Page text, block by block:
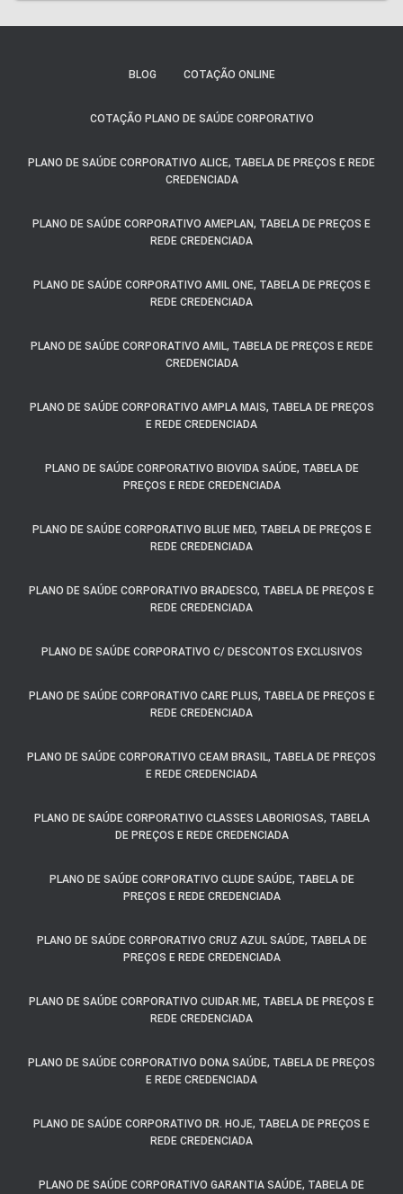
BLOG COTAÇÃO ONLINE
COTAÇÃO PLANO DE SAÚDE CORPORATIVO
PLANO DE SAÚDE CORPORATIVO ALICE, TABELA DE PREÇOS E REDE
CREDENCIADA
PLANO DE SAÚDE CORPORATIVO AMEPLAN, TABELA DE PREÇOS E
REDE CREDENCIADA
PLANO DE SAÚDE CORPORATIVO AMIL ONE, TABELA DE PREÇOS E
REDE CREDENCIADA
PLANO DE SAÚDE CORPORATIVO AMIL, TABELA DE PREÇOS E REDE
CREDENCIADA
PLANO DE SAÚDE CORPORATIVO AMPLA MAIS, TABELA DE PREÇOS
E REDE CREDENCIADA
PLANO DE SAÚDE CORPORATIVO BIOVIDA SAÚDE, TABELA DE
PREÇOS E REDE CREDENCIADA
PLANO DE SAÚDE CORPORATIVO BLUE MED, TABELA DE PREÇOS E
REDE CREDENCIADA
PLANO DE SAÚDE CORPORATIVO BRADESCO, TABELA DE PREÇOS E
REDE CREDENCIADA
PLANO DE SAÚDE CORPORATIVO C/ DESCONTOS EXCLUSIVOS
PLANO DE SAÚDE CORPORATIVO CARE PLUS, TABELA DE PREÇOS E
REDE CREDENCIADA
PLANO DE SAÚDE CORPORATIVO CEAM BRASIL, TABELA DE PREÇOS
E REDE CREDENCIADA
PLANO DE SAÚDE CORPORATIVO CLASSES LABORIOSAS, TABELA
DE PREÇOS E REDE CREDENCIADA
PLANO DE SAÚDE CORPORATIVO CLUDE SAÚDE, TABELA DE
PREÇOS E REDE CREDENCIADA
PLANO DE SAÚDE CORPORATIVO CRUZ AZUL SAÚDE, TABELA DE
PREÇOS E REDE CREDENCIADA
PLANO DE SAÚDE CORPORATIVO CUIDAR.ME, TABELA DE PREÇOS E
REDE CREDENCIADA
PLANO DE SAÚDE CORPORATIVO DONA SAÚDE, TABELA DE PREÇOS
E REDE CREDENCIADA
PLANO DE SAÚDE CORPORATIVO DR. HOJE, TABELA DE PREÇOS E
REDE CREDENCIADA
PLANO DE SAÚDE CORPORATIVO GARANTIA SAÚDE, TABELA DE